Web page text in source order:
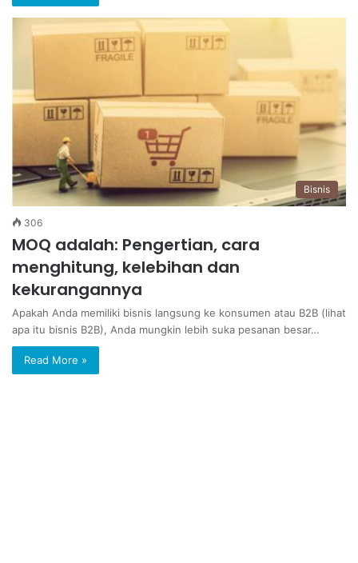
Bisnis
306
MOQ adalah: Pengertian, cara
menghitung, kelebihan dan
kekurangannya
Apakah Anda memiliki bisnis langsung ke konsumen atau B2B (lihat
apa itu bisnis B2B), Anda mungkin lebih suka pesanan besar…
Read More »